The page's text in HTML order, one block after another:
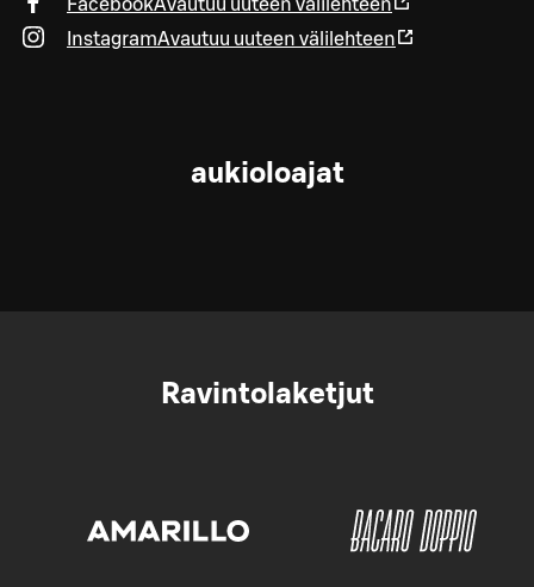
FacebookAvautuu uuteen välilehteen
InstagramAvautuu uuteen välilehteen
aukioloajat
Ravintolaketjut